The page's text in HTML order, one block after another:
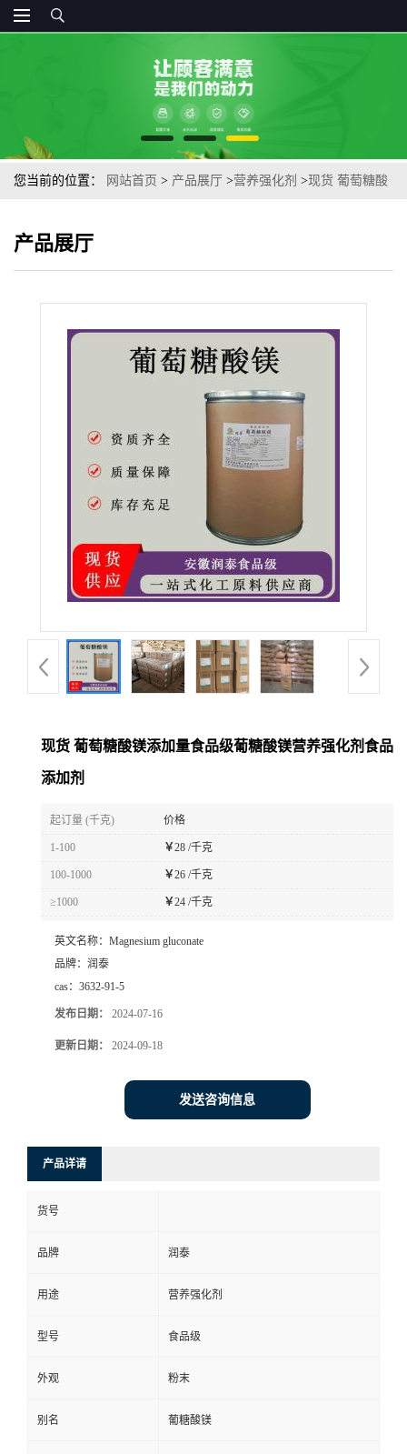
您当前的位置： 网站首页 > 产品展厅 >营养强化剂 >现货 葡萄糖酸
产品展厅
现货 葡萄糖酸镁添加量食品级葡糖酸镁营养强化剂食品
添加剂
起订量 (千克) 价格
1-100 ￥28 /千克
100-1000 ￥26 /千克
≥1000 ￥24 /千克
英文名称： Magnesium gluconate
品牌： 润泰
cas： 3632-91-5
发布日期： 2024-07-16
更新日期： 2024-09-18
发送咨询信息
产品详请
货号
品牌 润泰
用途 营养强化剂
型号 食品级
外观 粉末
别名 葡糖酸镁